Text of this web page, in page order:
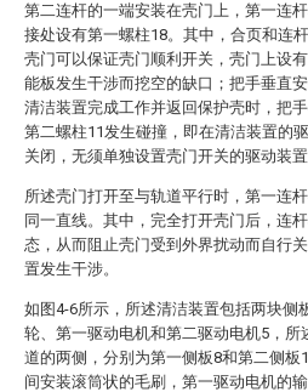
第二连杆的一端安装在壳门上，第一连
接处设有第一螺柱18。其中，合页和连
壳门可以保证壳门顺利开关，壳门上设
能板发生干涉而挖空的缺口；把手垂直
清洁装置完成工作并返回保护壳时，把
第二螺柱11发生碰撞，即在清洁装置的
关闭，无须单独设置壳门开关的驱动装置
所述壳门打开至与轨道平行时，第一连
同一直线。其中，完全打开壳门后，连
态，从而阻止壳门受到外界扰动而自行
置发生干涉。
如图4-6所示，所述清洁装置包括两块侧
轮、第一驱动电机和第二驱动电机5，所
道的两侧，分别为第一侧板8和第二侧板
间安装滚筒状的毛刷，第一驱动电机的